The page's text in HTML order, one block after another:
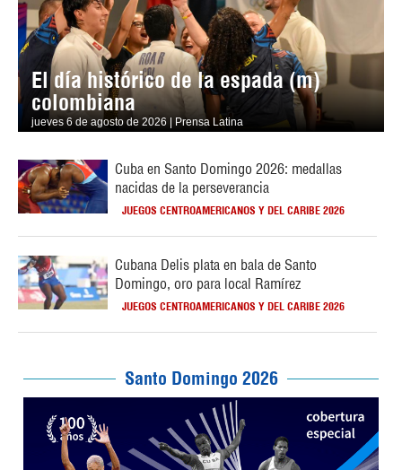
El día histórico de la espada (m)
colombiana
jueves 6 de agosto de 2026 | Prensa Latina
Cuba en Santo Domingo 2026: medallas
nacidas de la perseverancia
JUEGOS CENTROAMERICANOS Y DEL CARIBE 2026
Cubana Delis plata en bala de Santo
Domingo, oro para local Ramírez
JUEGOS CENTROAMERICANOS Y DEL CARIBE 2026
Santo Domingo 2026